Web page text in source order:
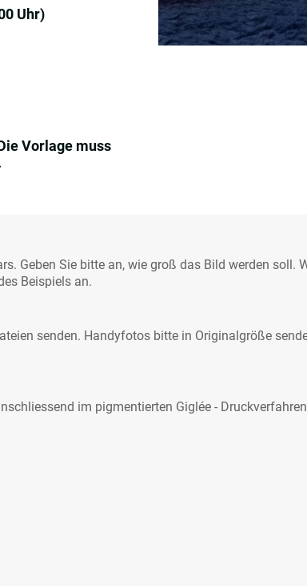
Uhr)
Vorlage muss
Geben Sie bitte an, wie groß das Bild werden soll.
Beispiels an.
senden. Handyfotos bitte in Originalgröße
im pigmentierten Giglée -